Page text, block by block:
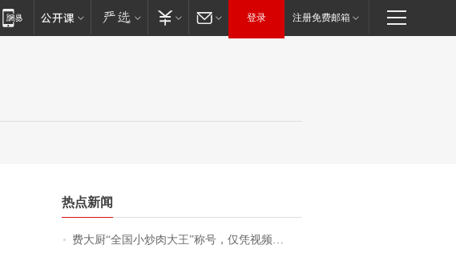
登录 注册免费邮箱
热点新闻
费大厨“全国小炒肉大王”称号，仅凭视频评出？中国烹饪协会回应